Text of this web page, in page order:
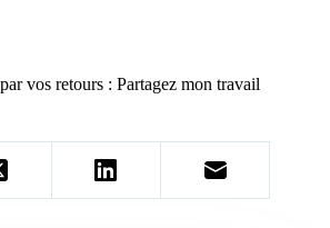
vos retours : Partagez mon travail